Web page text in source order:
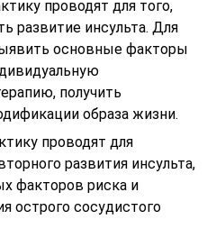
проводят для того,
развитие инсульта. Для
основные факторы
получить
образа жизни.
проводят для
развития инсульта,
факторов риска и
острого сосудистого